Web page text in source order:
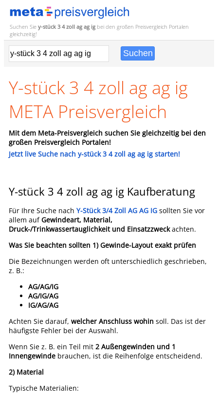
Suchen Sie y-stück 3 4 zoll ag ag ig bei den großen Preisvergleich Portalen
gleichzeitig!
Y-stück 3 4 zoll ag ag ig
META Preisvergleich
Mit dem Meta-Preisvergleich suchen Sie gleichzeitig bei den
großen Preisvergleich Portalen!
Jetzt live Suche nach y-stück 3 4 zoll ag ag ig starten!
Y-stück 3 4 zoll ag ag ig Kaufberatung
Für Ihre Suche nach Y-Stück 3/4 Zoll AG AG IG sollten Sie vor
allem aufGewindeart, Material,
Druck-/Trinkwassertauglichkeit und Einsatzzweckachten.
Was Sie beachten sollten 1) Gewinde-Layout exakt prüfen
Die Bezeichnungen werden oft unterschiedlich geschrieben,
z. B.:
AG/AG/IG
AG/IG/AG
IG/AG/AG
Achten Sie darauf, welcher Anschluss wohin soll. Das ist der
häufigste Fehler bei der Auswahl.
Wenn Sie z. B. ein Teil mit 2 Außengewinden und 1
Innengewinde brauchen, ist die Reihenfolge entscheidend.
2) Material
Typische Materialien: